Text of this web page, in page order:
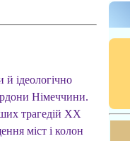
ідеологічно
Німеччини.
трагедій ХХ
міст і колон